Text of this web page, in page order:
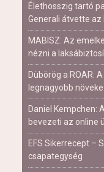
Élethosszig tartó
Generali átvette az
MABISZ: Az
nézni a
Dübörög a ROAR:
legnagyobb
Daniel Kempchen:
bevezeti az online
EFS Sikerrecept –
csapategység